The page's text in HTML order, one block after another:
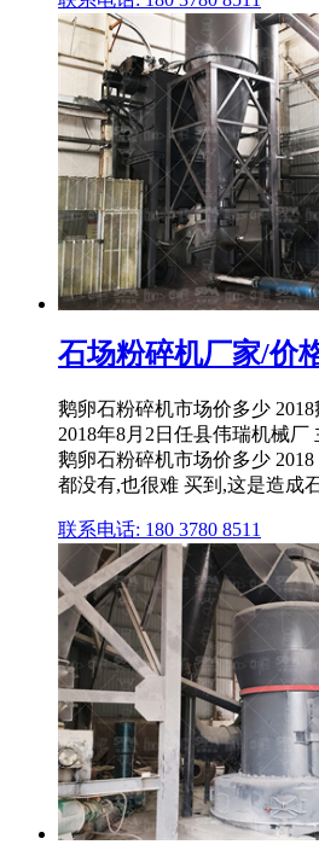
石场粉碎机厂家/价
鹅卵石粉碎机市场价多少 2018
2018年8月2日任县伟瑞机械
鹅卵石粉碎机市场价多少
都没有,也很难 买到,这是造成
联系电话: 180 3780 8511